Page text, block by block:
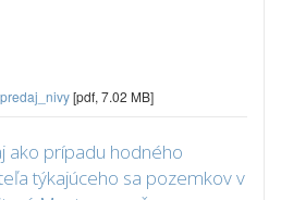
[pdf, 7.02 MB]
ako prípadu hodného
týkajúceho sa pozemkov v